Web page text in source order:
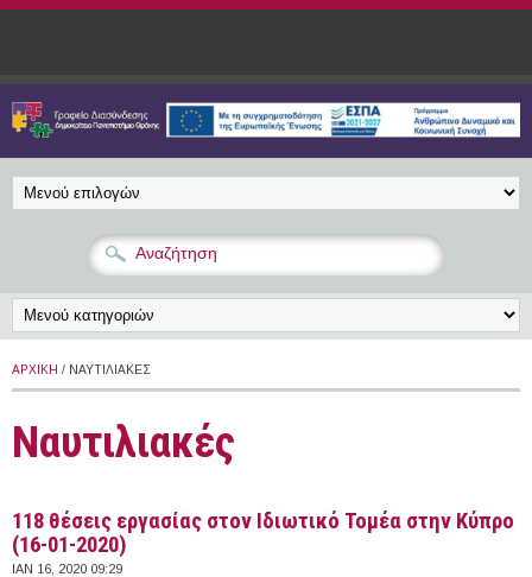
Παράκαμψη προς το κυρίως περιεχόμενο
ΑΡΧΙΚΉ / ΝΑΥΤΙΛΙΑΚΈΣ
Ναυτιλιακές
118 θέσεις εργασίας στον Ιδιωτικό Τομέα στην Κύπρο
(16-01-2020)
ΙΑΝ 16, 2020 09:29